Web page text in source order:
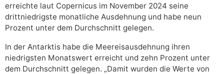
erreichte laut Copernicus im November 2024 seine
drittniedrigste monatliche Ausdehnung und habe neun
Prozent unter dem Durchschnitt gelegen.
In der Antarktis habe die Meereisausdehnung ihren
niedrigsten Monatswert erreicht und zehn Prozent unter
dem Durchschnitt gelegen. „Damit wurden die Werte von